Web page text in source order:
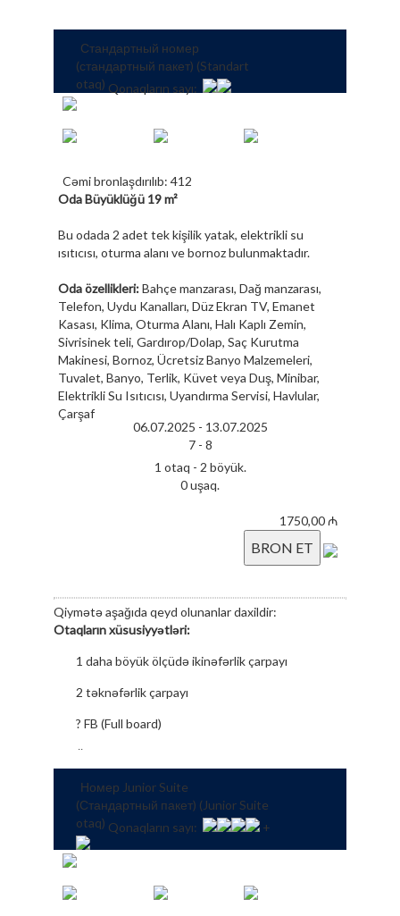
Стандартный номер
(стандартный пакет) (Standart
otaq) Qonaqların sayı:
Cəmi bronlaşdırılıb: 412
Oda Büyüklüğü 19 m²
Bu odada 2 adet tek kişilik yatak, elektrikli su
ısıtıcısı, oturma alanı ve bornoz bulunmaktadır.
Oda özellikleri:Bahçe manzarası, Dağ manzarası,
Telefon, Uydu Kanalları, Düz Ekran TV, Emanet
Kasası, Klima, Oturma Alanı, Halı Kaplı Zemin,
Sivrisinek teli, Gardırop/Dolap, Saç Kurutma
Makinesi, Bornoz, Ücretsiz Banyo Malzemeleri,
Tuvalet, Banyo, Terlik, Küvet veya Duş, Minibar,
Elektrikli Su Isıtıcısı, Uyandırma Servisi, Havlular,
Çarşaf
06.07.2025 - 13.07.2025
7 - 8
1 otaq - 2 böyük.
0 uşaq.
1750,00 ₼
BRON ET
Qiymətə aşağıda qeyd olunanlar daxildir:
Otaqların xüsusiyyətləri:
1 daha böyük ölçüdə ikinəfərlik çarpayı
2 təknəfərlik çarpayı
? FB (Full board)
Ümumi analiz
Дарсонвализация
Електрофорез
Коротковолновая терапия
Номер Junior Suite
(Стандартный пакет) (Junior Suite
otaq) Qonaqların sayı: +